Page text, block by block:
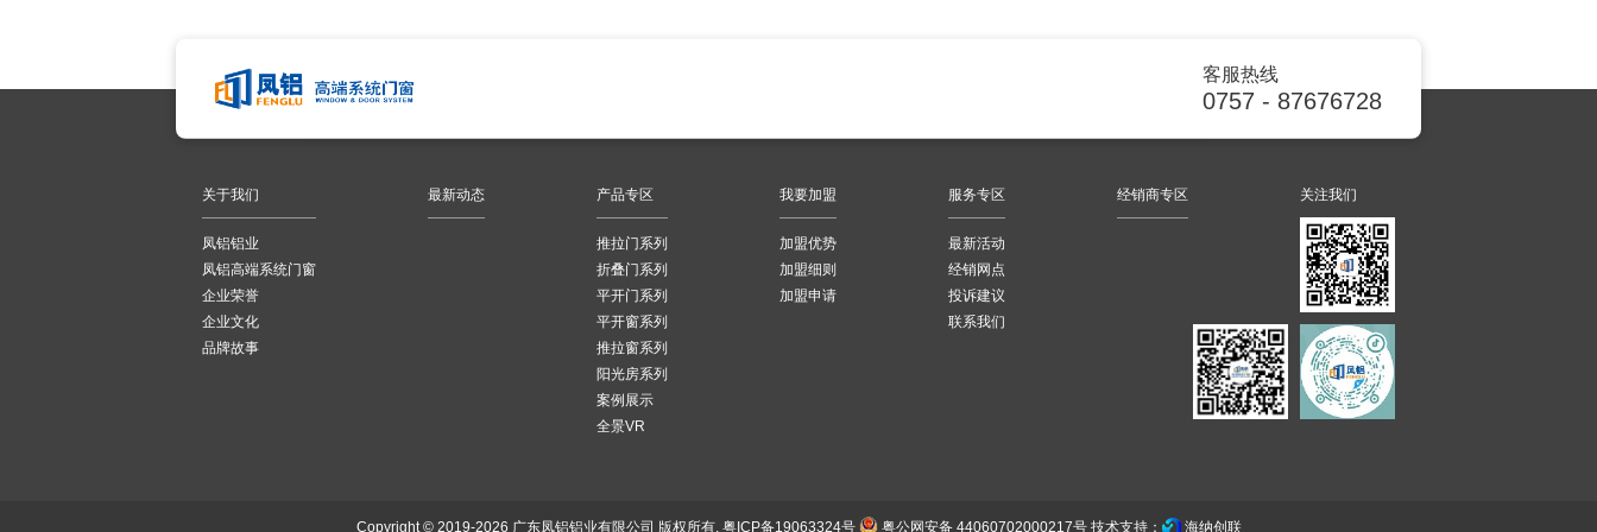
客服热线
0757 - 87676728
关于我们
凤铝铝业
凤铝高端系统门窗
企业荣誉
企业文化
品牌故事
最新动态 产品专区
推拉门系列
折叠门系列
平开门系列
平开窗系列
推拉窗系列
阳光房系列
案例展示
全景VR
我要加盟
加盟优势
加盟细则
加盟申请
服务专区
最新活动
经销网点
投诉建议
联系我们
经销商专区 关注我们
Copyright © 2019-2026 广东凤铝铝业有限公司 版权所有. 粤ICP备19063324号 粤公网安备 44060702000217号 技术支持： 海纳创联